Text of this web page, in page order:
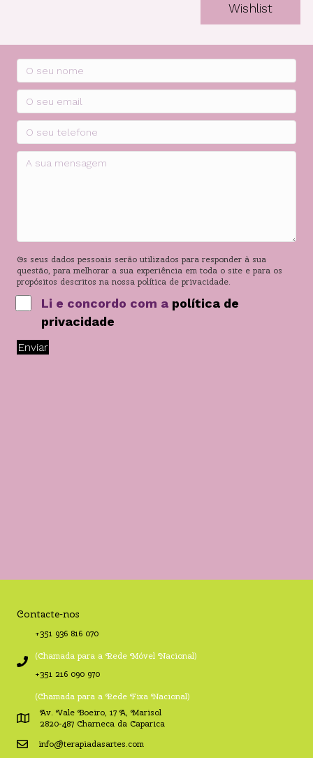
Wishlist
Os seus dados pessoais serão utilizados para responder à sua
questão, para melhorar a sua experiência em toda o site e para os
propósitos descritos na nossa política de privacidade.
Li e concordo com a política de
privacidade
Enviar
Contacte-nos
+351 936 816 070
(Chamada para a Rede Móvel Nacional)
+351 216 090 970
(Chamada para a Rede Fixa Nacional)
Av. Vale Boeiro, 17 A, Marisol
2820-487 Charneca da Caparica
info@terapiadasartes.com